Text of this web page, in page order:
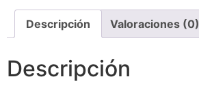
Descripción Valoraciones (0)
Descripción